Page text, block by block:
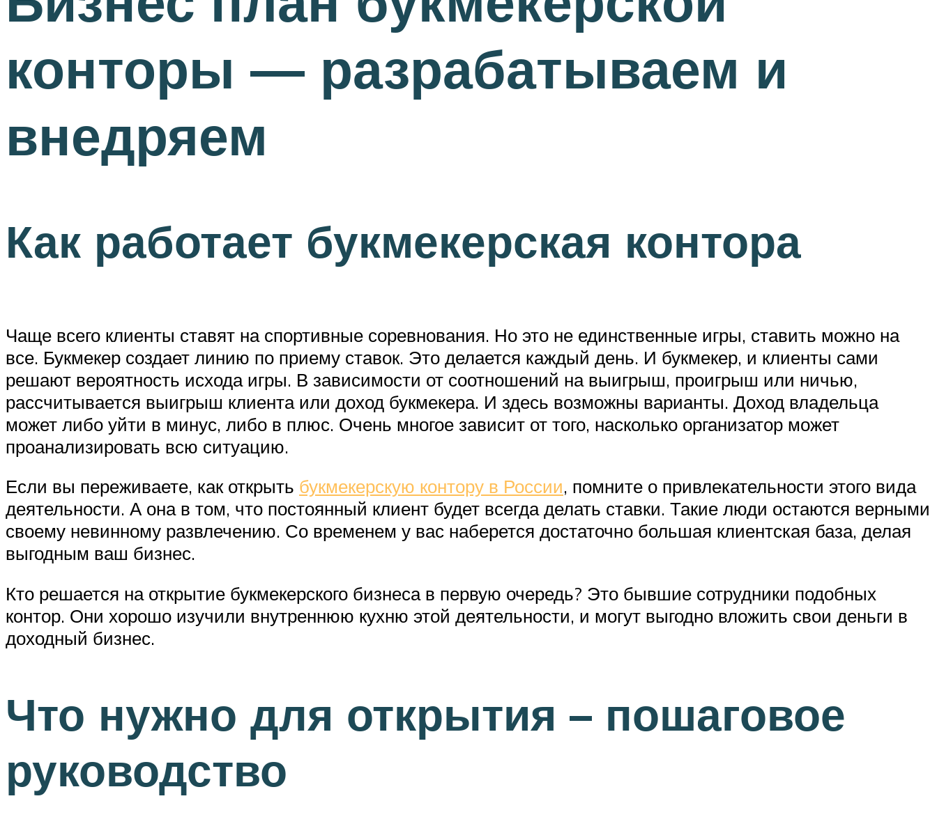
конторы — разрабатываем и
внедряем
Как работает букмекерская контора
Чаще всего клиенты ставят на спортивные соревнования. Но это не единственные игры, ставить можно на
все. Букмекер создает линию по приему ставок. Это делается каждый день. И букмекер, и клиенты сами
решают вероятность исхода игры. В зависимости от соотношений на выигрыш, проигрыш или ничью,
рассчитывается выигрыш клиента или доход букмекера. И здесь возможны варианты. Доход владельца
может либо уйти в минус, либо в плюс. Очень многое зависит от того, насколько организатор может
проанализировать всю ситуацию.
Если вы переживаете, как открыть букмекерскую контору в России, помните о привлекательности этого вида
деятельности. А она в том, что постоянный клиент будет всегда делать ставки. Такие люди остаются верными
своему невинному развлечению. Со временем у вас наберется достаточно большая клиентская база, делая
выгодным ваш бизнес.
Кто решается на открытие букмекерского бизнеса в первую очередь? Это бывшие сотрудники подобных
контор. Они хорошо изучили внутреннюю кухню этой деятельности, и могут выгодно вложить свои деньги в
доходный бизнес.
Что нужно для открытия – пошаговое
руководство